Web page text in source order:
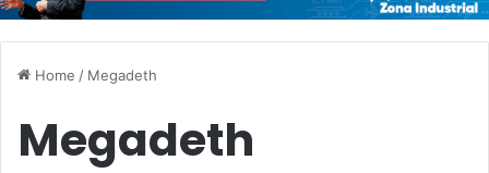
Home / Megadeth
Megadeth